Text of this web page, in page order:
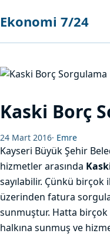
Ekonomi 7/24
Kaski Borç
24 Mart 2016· Emre
Kayseri Büyük Şehir
hizmetler arasında
sayılabilir. Çünkü birçok
üzerinden fatura
sunmuştur. Hatta
halkına sunmuş ve